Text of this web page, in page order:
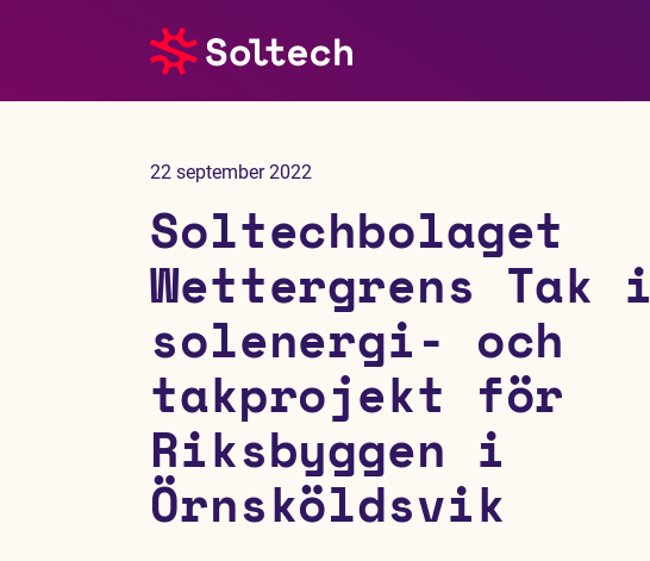
Tjänster
Referensprojekt
Investerare
Hållbarhet
22 september 2022
Soltechbolaget
Wettergrens Tak i
solenergi- och
takprojekt för
Riksbyggen i
Örnsköldsvik